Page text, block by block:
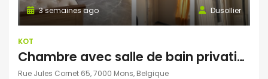
Dusollier
3 semaines ago
KOT
Chambre avec salle de bain privative et bureau séparé dans une colocation de 4 personnes
Rue Jules Cornet 65, 7000 Mons, Belgique